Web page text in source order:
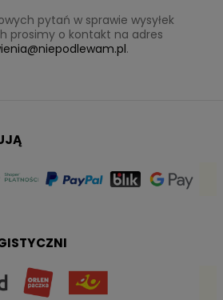
pytań w sprawie wysyłek
prosimy o kontakt na adres
.